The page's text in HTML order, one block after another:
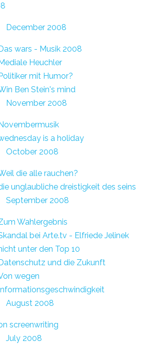
December 2008
wars - Musik 2008
Heuchler
mit Humor?
Ben Stein's mind
November 2008
is a holiday
October 2008
die alle rauchen?
unglaubliche dreistigkeit des seins
September 2008
Wahlergebnis
bei Arte.tv - Elfriede Jelinek
unter den Top 10
und die Zukunft
wegen
August 2008
screenwriting
July 2008